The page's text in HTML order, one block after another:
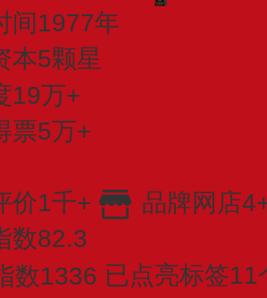
间1977年
本5颗星
19万+
票5万+
价1千+
品牌网店
数82.3
数1336 已点亮标签11